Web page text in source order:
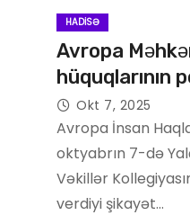
HADISƏ
Avropa
hüquqlarının
Okt 7, 2025
Avropa İnsan
oktyabrın 7-də
Vəkillər
verdiyi şikayət…